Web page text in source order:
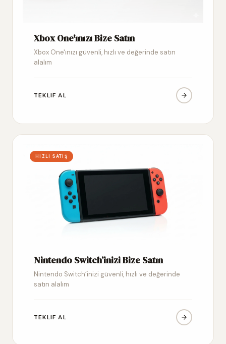
Xbox One'ınızı Bize Satın
Xbox One'ınızı güvenli, hızlı ve değerinde satın
alalım
TEKLIF AL
HIZLI SATIŞ
Nintendo Switch’inizi Bize Satın
Nintendo Switch’inizi güvenli, hızlı ve değerinde
satın alalım
TEKLIF AL